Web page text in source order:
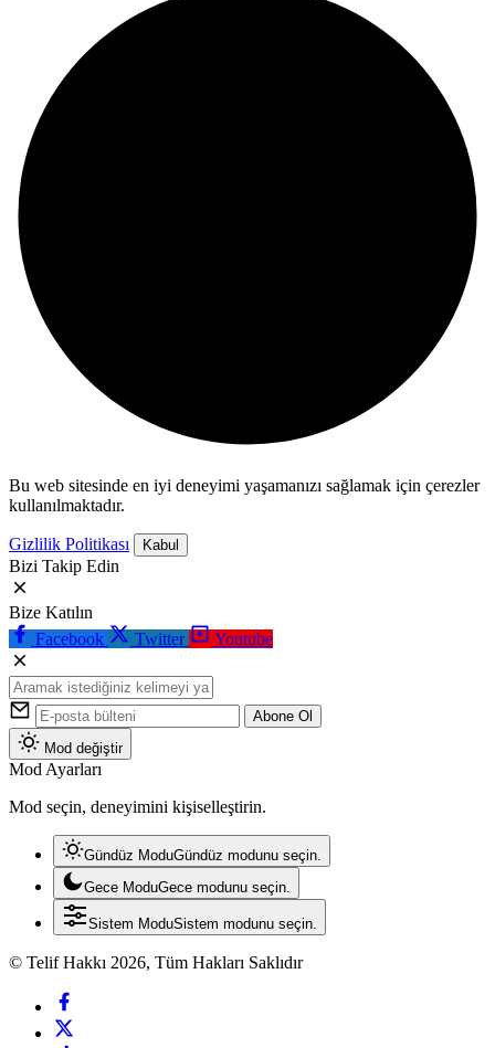
Bu web sitesinde en iyi deneyimi yaşamanızı sağlamak için çerezler
kullanılmaktadır.
Gizlilik Politikası Kabul
Bizi Takip Edin
Bize Katılın
Facebook
Twitter Youtube
Abone Ol
Mod değiştir
Mod Ayarları
Mod seçin, deneyimini kişiselleştirin.
Gündüz ModuGündüz modunu seçin.
Gece ModuGece modunu seçin.
Sistem ModuSistem modunu seçin.
© Telif Hakkı 2026, Tüm Hakları Saklıdır